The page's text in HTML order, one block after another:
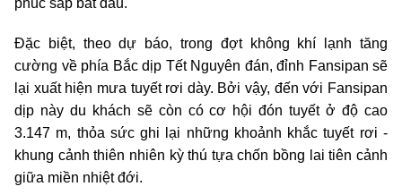
phúc sắp bắt đầu.
Đặc biệt, theo dự báo, trong đợt không khí lạnh tăng
cường về phía Bắc dịp Tết Nguyên đán, đỉnh Fansipan sẽ
lại xuất hiện mưa tuyết rơi dày. Bởi vậy, đến với Fansipan
dịp này du khách sẽ còn có cơ hội đón tuyết ở độ cao
3.147 m, thỏa sức ghi lại những khoảnh khắc tuyết rơi -
khung cảnh thiên nhiên kỳ thú tựa chốn bồng lai tiên cảnh
giữa miền nhiệt đới.